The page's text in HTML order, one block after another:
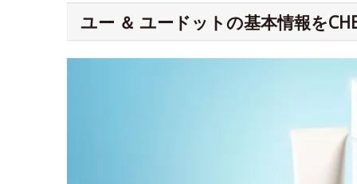
ユー ＆ ユードットの基本情報を